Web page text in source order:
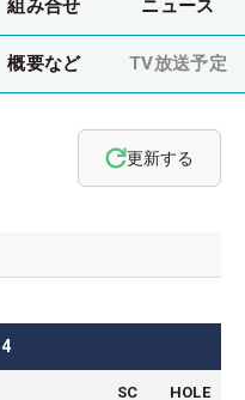
組み合せ ニュース
概要など TV放送予定
更新する
4
SC HOLE